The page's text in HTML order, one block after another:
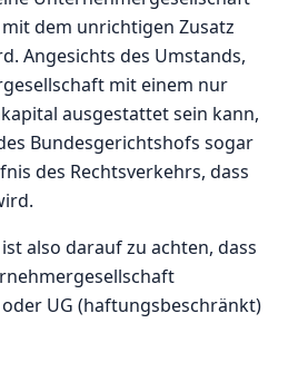
dem unrichtigen Zusatz
Angesichts des Umstands,
mit einem nur
ausgestattet sein kann,
Bundesgerichtshofs sogar
des Rechtsverkehrs, dass
also darauf zu achten, dass
UG (haftungsbeschränkt)